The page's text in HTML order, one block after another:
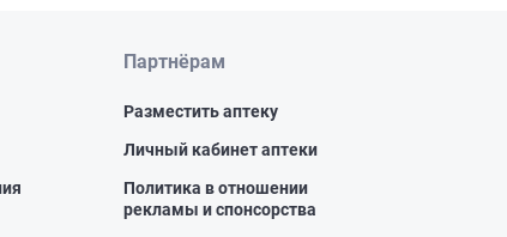
Партнёрам
Разместить аптеку
Личный кабинет аптеки
Политика в отношении
рекламы и спонсорства